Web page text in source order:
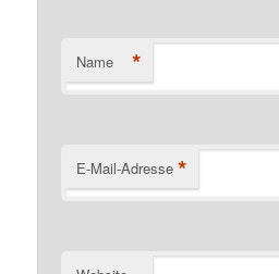
Name *
E-Mail-Adresse *